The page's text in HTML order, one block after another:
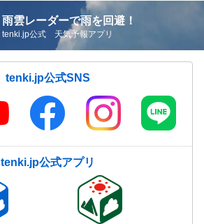
雨雲レーダーで雨を回避！
tenki.jp公式 天気予報アプリ
tenki.jp公式SNS
tenki.jp公式アプリ